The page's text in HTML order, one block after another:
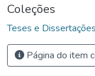
Coleções
Teses e Dissertações
Página do item